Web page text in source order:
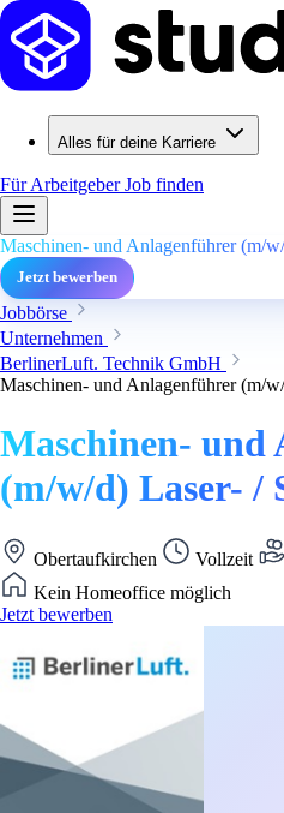
Alles für deine Karriere
Für ArbeitgeberJob finden
Maschinen- und Anlagenführer (m/
Jetzt bewerben
Jobbörse
Unternehmen
BerlinerLuft. Technik GmbH
Maschinen- und Anlagenführer (m/
Maschinen- und
(m/w/d) Laser- /
Obertaufkirchen Vollzeit
Kein Homeoffice möglich
Jetzt bewerben